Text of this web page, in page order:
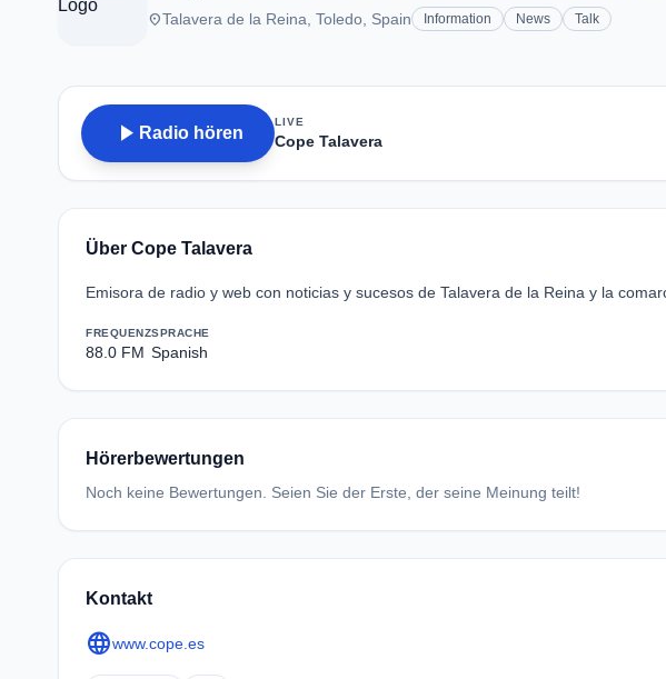
placeTalavera de la Reina, Toledo, Spain Information News Talk
play_arrow Radio hören
LIVE
Cope Talavera
Über Cope Talavera
Emisora de radio y web con noticias y sucesos de Talavera de la Reina y la
FREQUENZ
88.0 FM
SPRACHE
Spanish
Hörerbewertungen
Noch keine Bewertungen. Seien Sie der Erste, der seine Meinung teilt!
Kontakt
languagewww.cope.es